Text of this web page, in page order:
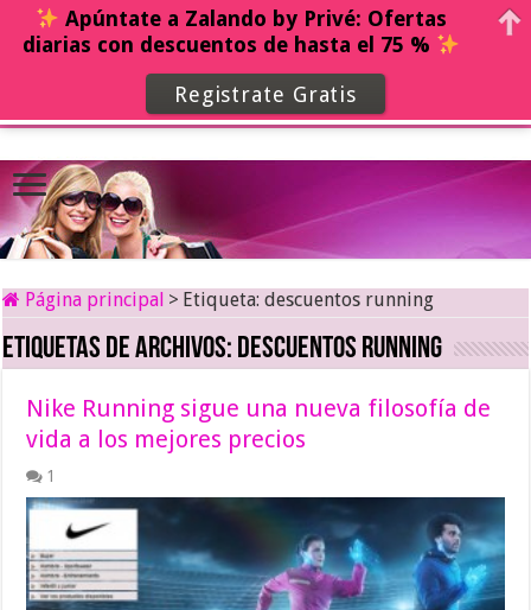
Página principal > Etiqueta:descuentos running
Etiquetas de archivos: descuentos running
Nike Running sigue una nueva filosofía de
vida a los mejores precios
1
Apúntate a Zalando by Privé: Ofertas
diarias con descuentos de hasta el 75 %
Registrate Gratis